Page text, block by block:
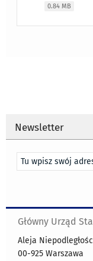
0.84 MB
Newsletter
Główny Urząd
Aleja
00-925 Warszawa